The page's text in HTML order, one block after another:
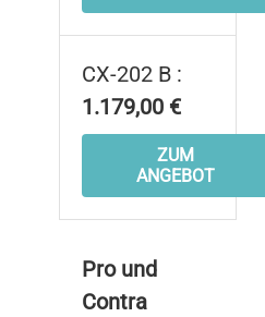
CX-202 B :
1.179,00 €
ZUM
ANGEBOT
Pro und
Contra